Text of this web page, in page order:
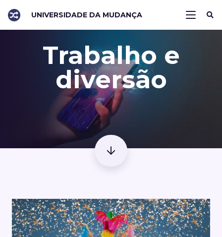
UNIVERSIDADE DA MUDANÇA
Trabalho e
diversão